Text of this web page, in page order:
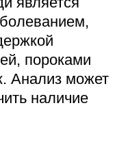
пороками
Анализ может
наличие